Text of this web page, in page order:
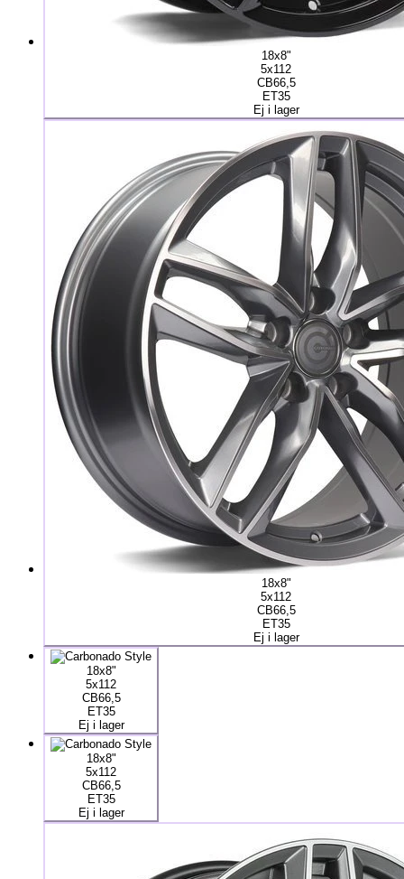
18x8"
5x112
CB66,5
ET35
Ej i lager
18x8"
5x112
CB66,5
ET35
Ej i lager
18x8"
5x112
CB66,5
ET35
Ej i lager
18x8"
5x112
CB66,5
ET35
Ej i lager